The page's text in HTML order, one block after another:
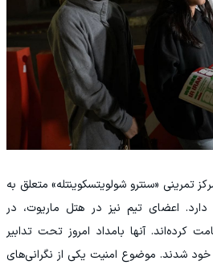
تمرینی «سنترو شولویتسکوینتله» متعلق به
دارد. اعضای تیم نیز در هتل ماریوت، در
کرده‌اند. آنها بامداد امروز تحت تدابیر
شدند. موضوع امنیت یکی از نگرانی‌های